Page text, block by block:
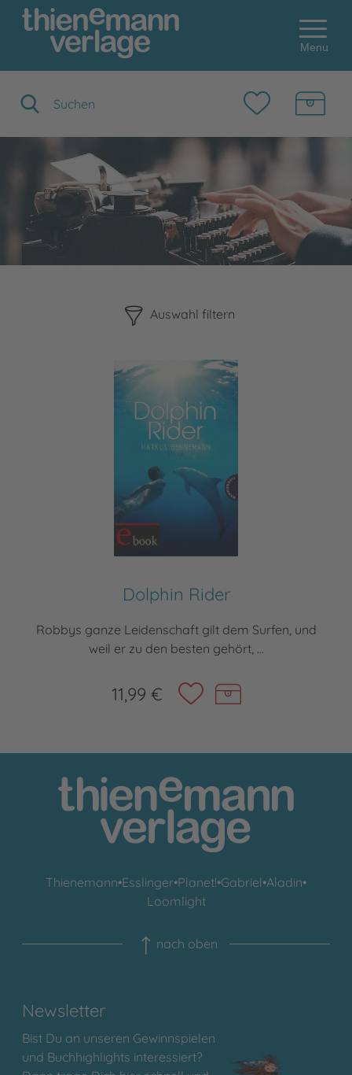
Menu
Auswahl filtern
Dolphin Rider
Robbys ganze Leidenschaft gilt dem Surfen, und
weil er zu den besten gehört, ...
11,99 €
Thienemann•Esslinger•Planet!•Gabriel•Aladin•
Loomlight
nach oben
Newsletter
Bist Du an unseren Gewinnspielen
und Buchhighlights interessiert?